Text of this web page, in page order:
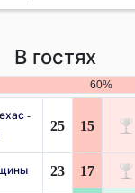
В гостях
60%
-
25 15
23 17